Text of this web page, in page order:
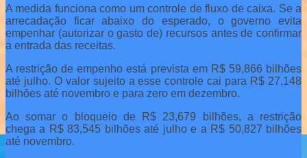
A medida funciona como um controle de fluxo de caixa. Se a
arrecadação ficar abaixo do esperado, o governo evita
empenhar (autorizar o gasto de) recursos antes de confirmar
a entrada das receitas.
A restrição de empenho está prevista em R$ 59,866 bilhões
até julho. O valor sujeito a esse controle cai para R$ 27,148
bilhões até novembro e para zero em dezembro.
Ao somar o bloqueio de R$ 23,679 bilhões, a restrição
chega a R$ 83,545 bilhões até julho e a R$ 50,827 bilhões
até novembro.